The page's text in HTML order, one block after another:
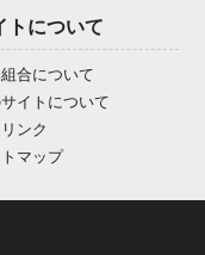
トについて
合について
イトについて
ンク
マップ